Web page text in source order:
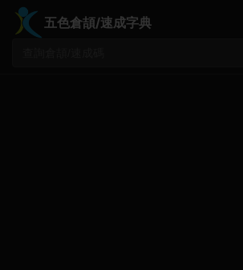
五色倉頡/速成字典